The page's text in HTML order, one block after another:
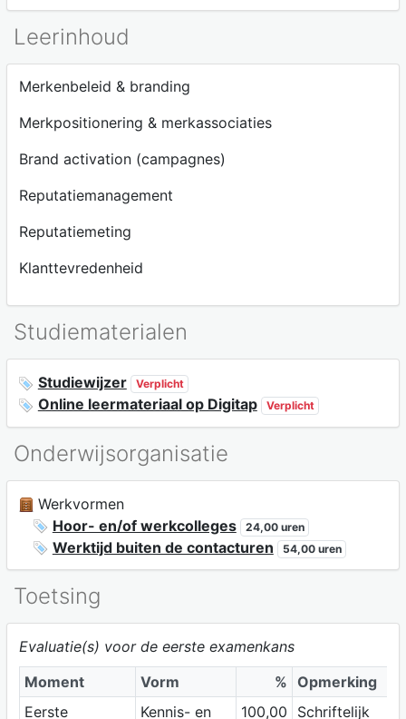
Leerinhoud
Merkenbeleid & branding
Merkpositionering & merkassociaties
Brand activation (campagnes)
Reputatiemanagement
Reputatiemeting
Klanttevredenheid
Studiematerialen
Studiewijzer Verplicht
Online leermateriaal op Digitap Verplicht
Onderwijsorganisatie
Werkvormen
Hoor- en/of werkcolleges
24,00 uren
Werktijd buiten de contacturen 54,00 uren
Toetsing
Evaluatie(s) voor de eerste examenkans
Moment
Vorm % Opmerking
Eerste
Kennis- en
100,00
Schriftelijk